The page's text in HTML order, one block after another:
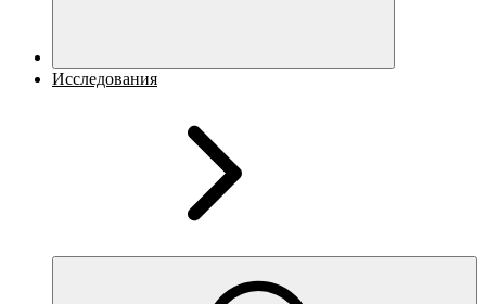
Исследования